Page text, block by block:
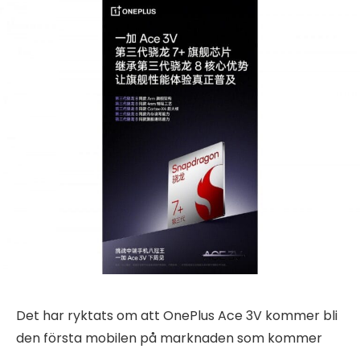
Det har ryktats om att OnePlus Ace 3V kommer bli
den första mobilen på marknaden som kommer